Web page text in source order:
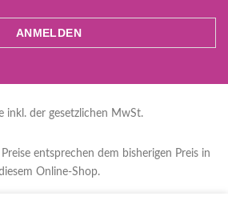
inkl. der gesetzlichen MwSt.
entsprechen dem bisherigen Preis in
Online-Shop.